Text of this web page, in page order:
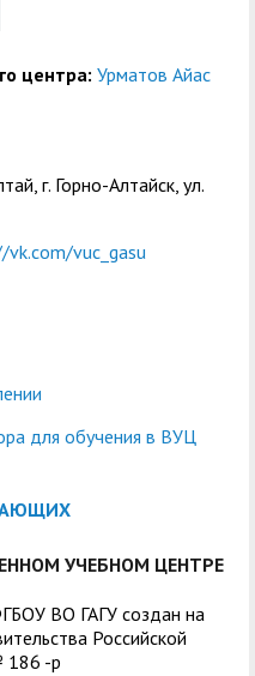
по
студентов и
развития
ГАГУ
обучающимся
центра: Урматов Айас
г. Горно-Алтайск, ул.
vuc_gasu
для обучения в ВУЦ
УЧЕБНОМ ЦЕНТРЕ
ВО ГАГУ создан на
Российской
186 -р